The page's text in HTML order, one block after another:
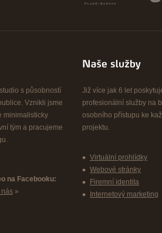
s působností
Vznikli jsme
minimalisticky
tým a pracujeme
na Facebooku:
nás »
Již více jak 6 let
profesionální služby na
osobního přístupu ke
projektu.
Virtuální prohlídky
Webové stránky
Firemní identita
Internetový marketing